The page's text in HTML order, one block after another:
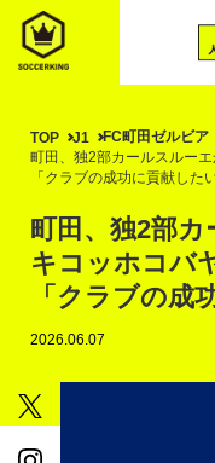
TOP J1
FC町田ゼルビア
町田、独2部カールスルー
「クラブの成功に貢献したい
町田、独2部
キコッホコバ
「クラブの成
2026.06.07